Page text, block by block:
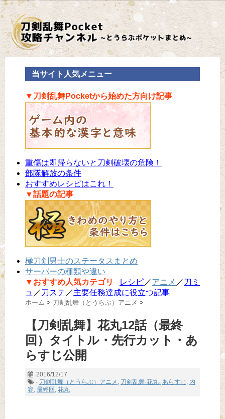
当サイト人気メニュー
▼刀剣乱舞Pocketから始めた方向け記事
重傷は即帰らないと刀剣破壊の危険！
部隊解放の条件
おすすめレシピはこれ！
▼話題の記事
極刀剣男士のステータスまとめ
サーバーの種類や違い
▼おすすめ人気カテゴリ
レシピ／アニメ ／ 刀ミ
ュ ／ 刀ステ ／主要任務達成に役立つ記事
ホーム > 刀剣乱舞（とうらぶ）アニメ >
【刀剣乱舞】花丸12話（最終
回）タイトル・先行カット・あ
らすじ公開
2016/12/17
- 刀剣乱舞（とうらぶ）アニメ , 刀剣乱舞-花丸- あらすじ , 内
容, 最終回 , 花丸